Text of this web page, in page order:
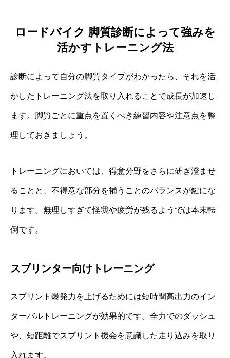
ロードバイク 脚質診断によって強みを
活かすトレーニング法
診断によって自分の脚質タイプがわかったら、それを活
かしたトレーニング法を取り入れることで成長が加速し
ます。脚質ごとに重点を置くべき練習内容や注意点を整
理しておきましょう。
トレーニングにおいては、得意分野をさらに研ぎ澄ませ
ることと、不得意な部分を補うことのバランスが鍵にな
ります。無理しすぎて怪我や疲労が残るようでは本末転
倒です。
スプリンター向けトレーニング
スプリント爆発力を上げるためには短時間高出力のイン
ターバルトレーニングが効果的です。全力でのダッシュ
や、短距離でスプリント機会を意識した走り込みを取り
入れます。